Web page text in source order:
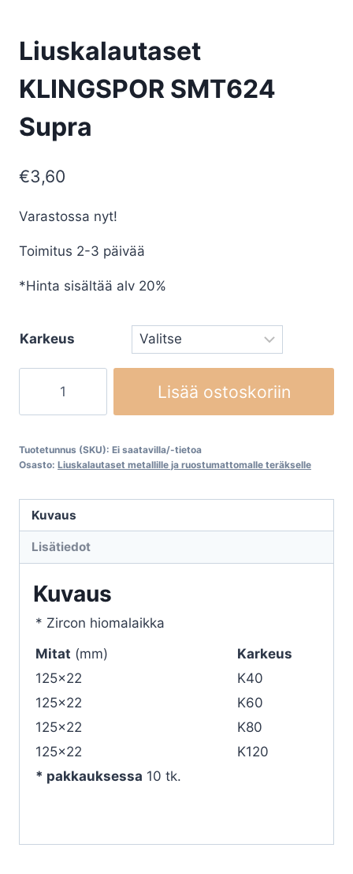
Liuskalautaset
KLINGSPOR SMT624
Supra
€3,60
Varastossa nyt!
Toimitus 2-3 päivää
*Hinta sisältää alv 20%
Karkeus
KLINGSPOR
SMT624
määrä
Lisää ostoskoriin
Tuotetunnus (SKU): Ei saatavilla/-tietoa
Osasto: Liuskalautaset metallille ja ruostumattomalle teräkselle
Kuvaus
Lisätiedot
Kuvaus
* Zircon hiomalaikka
Mitat (mm)
Karkeus
125×22
K40
125×22
K60
125×22
K80
125×22
K120
* pakkauksessa 10 tk.